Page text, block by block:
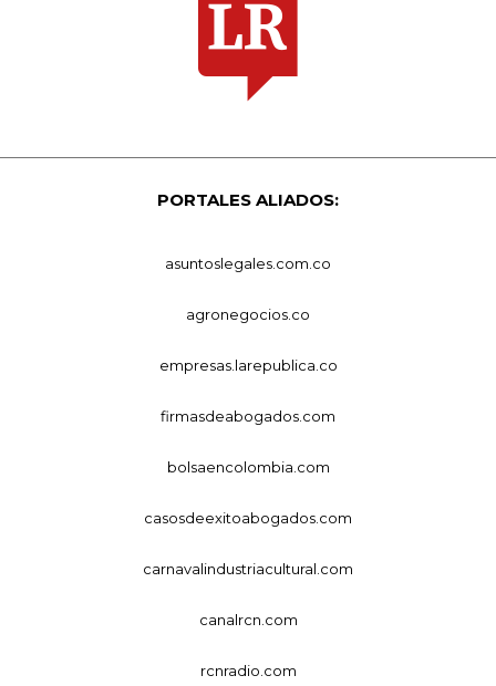
PORTALES ALIADOS:
asuntoslegales.com.co
agronegocios.co
empresas.larepublica.co
firmasdeabogados.com
bolsaencolombia.com
casosdeexitoabogados.com
carnavalindustriacultural.com
canalrcn.com
rcnradio.com